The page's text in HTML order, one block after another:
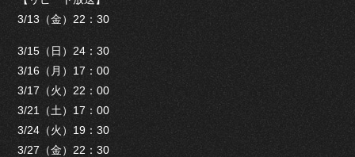
3/13（金）22：30
3/15（日）24：30
3/16（月）17：00
3/17（火）22：00
3/21（土）17：00
3/24（火）19：30
3/27（金）22：30